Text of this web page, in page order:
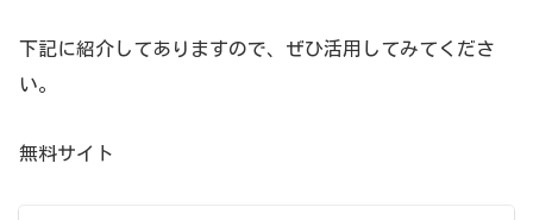
下記に紹介してありますので、ぜひ活用してみてくださ
い。
無料サイト